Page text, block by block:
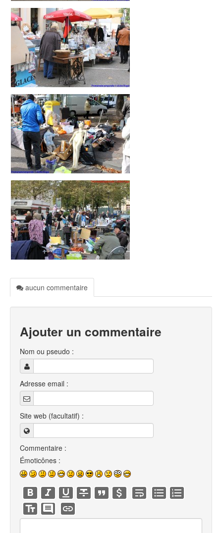
aucun commentaire
Ajouter un commentaire
Nom ou pseudo :
Adresse email :
Site web (facultatif) :
Commentaire :
Émoticônes :